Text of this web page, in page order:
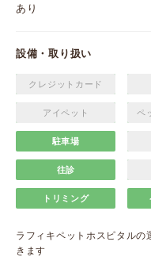
あり
設備・取り扱い
クレジットカード
アイペット ペ
駐車場
往診
トリミング
ラフィキペットホスピタルの
きます